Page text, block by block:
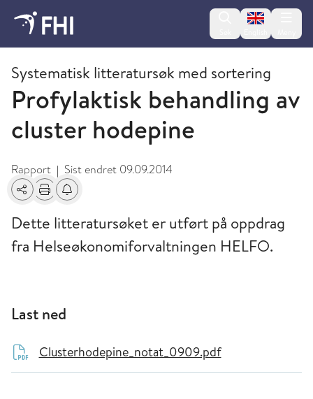
Change
2009 og eldre publikasjoner fra FHI
Systematisk litteratursøk med sortering
Profylaktisk behandling av
cluster hodepine
Rapport | Sist endret 09.09.2014
Del Skriv utFå varsel om endringer
Dette litteratursøket er utført på oppdrag
fra Helseøkonomiforvaltningen HELFO.
Last ned
Clusterhodepine_notat_0909.pdf